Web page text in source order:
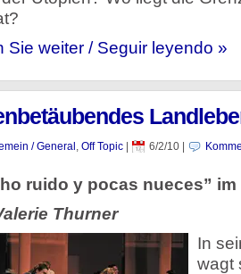
Sie weiter / Seguir leyendo »
/ General , Off Topic| 6/2/10|
ruido y pocas nueces” im
Thurner
In
wagt